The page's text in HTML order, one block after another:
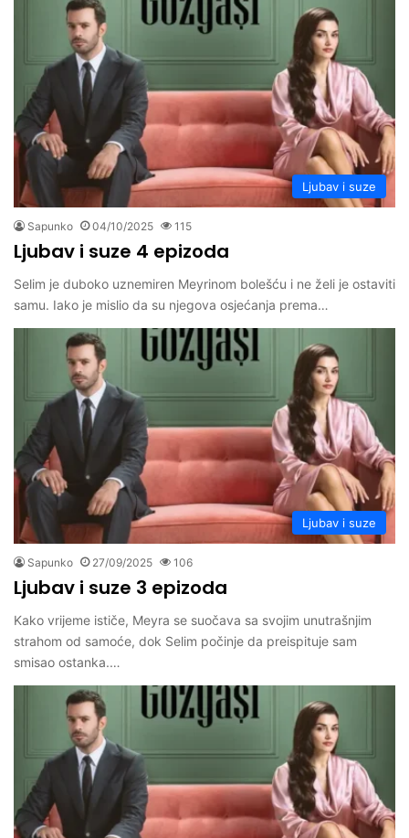
Ljubav i suze
Sapunko 04/10/2025 115
Ljubav i suze 4 epizoda
Selim je duboko uznemiren Meyrinom bolešću i ne želi je ostaviti
samu. Iako je mislio da su njegova osjećanja prema…
Ljubav i suze
Sapunko 27/09/2025 106
Ljubav i suze 3 epizoda
Kako vrijeme ističe, Meyra se suočava sa svojim unutrašnjim
strahom od samoće, dok Selim počinje da preispituje sam
smisao ostanka.…